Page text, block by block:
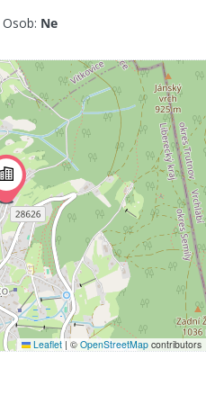
Ne
Leaflet | © OpenStreetMap contributors